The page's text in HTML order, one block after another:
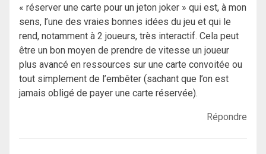
« réserver une carte pour un jeton joker » qui est, à mon
sens, l’une des vraies bonnes idées du jeu et qui le
rend, notamment à 2 joueurs, très interactif. Cela peut
être un bon moyen de prendre de vitesse un joueur
plus avancé en ressources sur une carte convoitée ou
tout simplement de l’embêter (sachant que l’on est
jamais obligé de payer une carte réservée).
Répondre